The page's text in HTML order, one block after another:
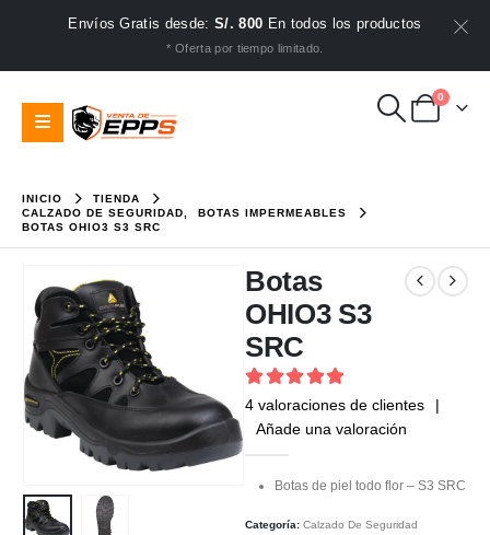
Envíos Gratis desde:S/. 800 En todos los productos
* Oferta por tiempo limitado.
0
INICIO
TIENDA
CALZADO DE SEGURIDAD
BOTAS IMPERMEABLES
BOTAS OHIO3 S3 SRC
Botas
OHIO3 S3
SRC
5 out of 5
4 valoraciones de clientes
|
Añade una valoración
Botas de piel todo flor – S3 SRC
Categoría: Calzado De Seguridad